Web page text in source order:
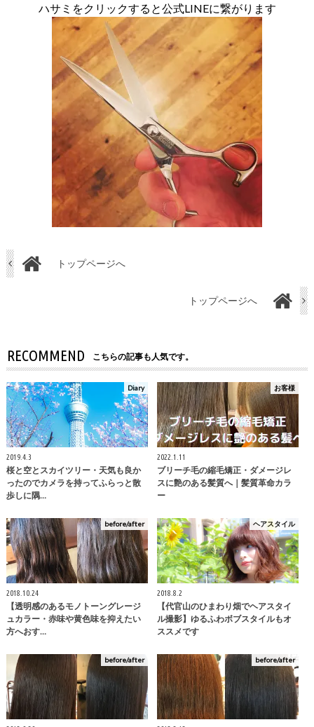
ハサミをクリックすると公式LINEに繋がります
トップページへ
トップページへ
RECOMMEND こちらの記事も人気です。
Diary
2019.4.3
桜と空とスカイツリー・天気も良か
ったのでカメラを持ってふらっと散
歩しに隅…
お客様
2022.1.11
ブリーチ毛の縮毛矯正・ダメージレ
スに艶のある髪質へ｜髪質革命カラ
ー
before/after
2018.10.24
【透明感のあるモノトーングレージ
ュカラー・赤味や黄色味を抑えたい
方へおす…
ヘアスタイル
2018.8.2
【代官山のひまわり畑でヘアスタイ
ル撮影】ゆるふわボブスタイルもオ
ススメです
before/after before/after